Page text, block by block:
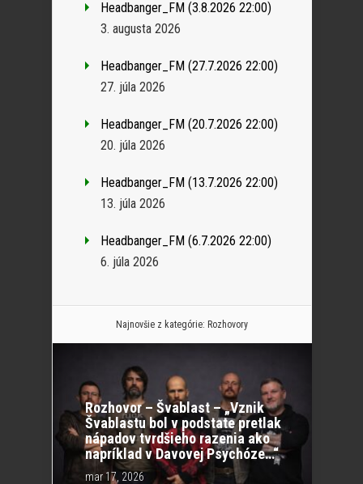
Headbanger_FM (3.8.2026 22:00)
3. augusta 2026
Headbanger_FM (27.7.2026 22:00)
27. júla 2026
Headbanger_FM (20.7.2026 22:00)
20. júla 2026
Headbanger_FM (13.7.2026 22:00)
13. júla 2026
Headbanger_FM (6.7.2026 22:00)
6. júla 2026
Najnovšie z kategórie: Rozhovory
Rozhovor – Švablast – „Vznik
Švablastu bol v podstate pretlak
nápadov tvrdšieho razenia ako
napríklad v Davovej Psychóze…“
mar 17, 2026